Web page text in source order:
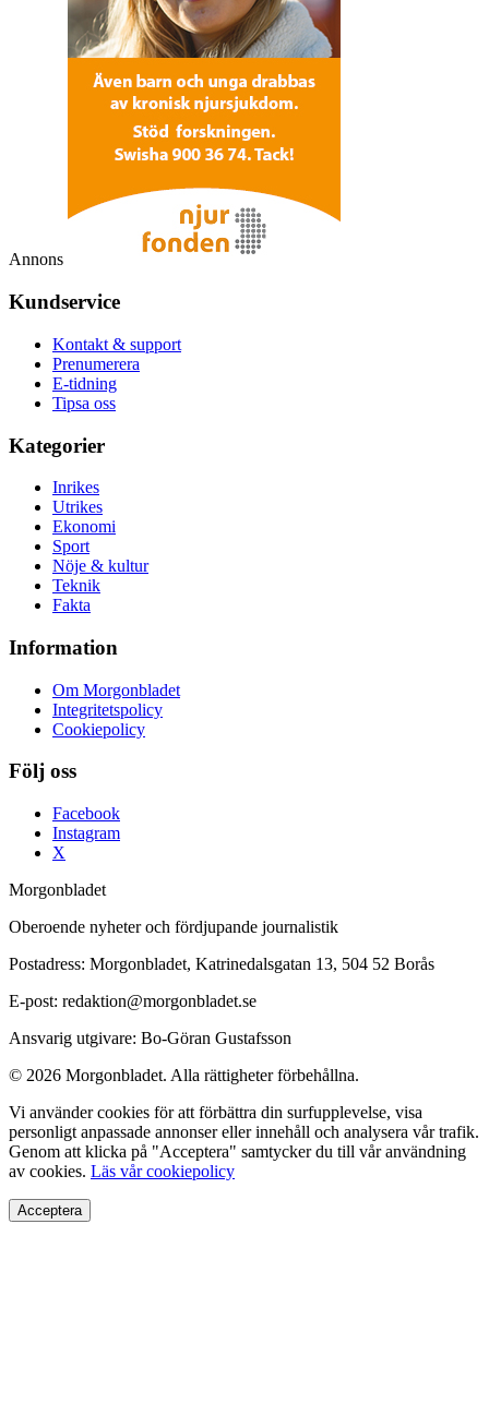
Annons
Kundservice
Kontakt & support
Prenumerera
E-tidning
Tipsa oss
Kategorier
Inrikes
Utrikes
Ekonomi
Sport
Nöje & kultur
Teknik
Fakta
Information
Om Morgonbladet
Integritetspolicy
Cookiepolicy
Följ oss
Facebook
Instagram
X
Morgonbladet
Oberoende nyheter och fördjupande journalistik
Postadress: Morgonbladet, Katrinedalsgatan 13, 504 52 Borås
E-post: redaktion@morgonbladet.se
Ansvarig utgivare: Bo-Göran Gustafsson
© 2026 Morgonbladet. Alla rättigheter förbehållna.
Vi använder cookies för att förbättra din surfupplevelse, visa
personligt anpassade annonser eller innehåll och analysera vår trafik.
Genom att klicka på "Acceptera" samtycker du till vår användning
av cookies. Läs vår cookiepolicy
Acceptera